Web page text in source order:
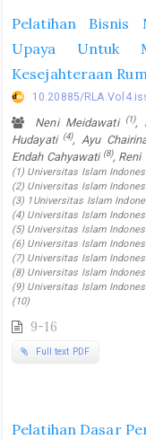
Pelatihan Bisnis
Upaya Untuk
Kesejahteraan
10.20885/
Neni Meidawati (1),
Hudayati (4), Ayu
Endah Cahyawati (8), Reni
(1) Universitas Islam
(2) Universitas Islam
(3) 1Universitas Islam
(4) Universitas Islam
(5) Universitas Islam
(6) Universitas Islam
(7) Universitas Islam
(8) Universitas Islam
(9) Universitas Islam
(10)
9-16
Full text PDF
Pelatihan Dasar